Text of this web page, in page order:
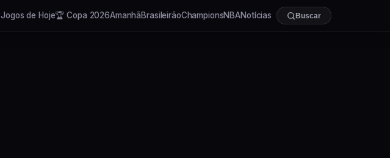
Jogos de Hoje🏆 Copa 2026AmanhãBrasileirãoChampionsNBANotícias Buscar